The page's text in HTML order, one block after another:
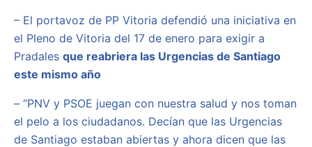
– El portavoz de PP Vitoria defendió una iniciativa en
el Pleno de Vitoria del 17 de enero para exigir a
Pradales que reabriera las Urgencias de Santiago
este mismo año
– “PNV y PSOE juegan con nuestra salud y nos toman
el pelo a los ciudadanos. Decían que las Urgencias
de Santiago estaban abiertas y ahora dicen que las